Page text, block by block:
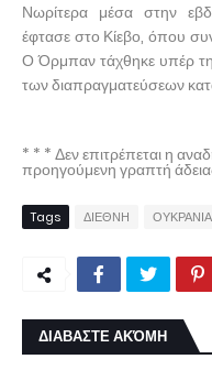
Νωρίτερα μέσα στην
έφτασε στο Κίεβο, όπου
Ο Όρμπαν τάχθηκε υπέρ
των διαπραγματεύσεων
* * * Δεν επιτρέπεται η
προηγούμενη γραπτή
Tags ΔΙΕΘΝΗ ΟΥΚΡΑΝΙΑ
ΔΙΑΒΑΣΤΕ ΑΚΌΜΗ